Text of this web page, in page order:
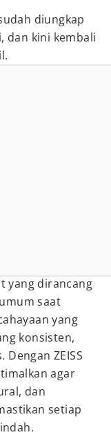
diungkap
dan kini kembali
yang dirancang
saat
yang
konsisten,
ZEISS
agar
dan
setiap